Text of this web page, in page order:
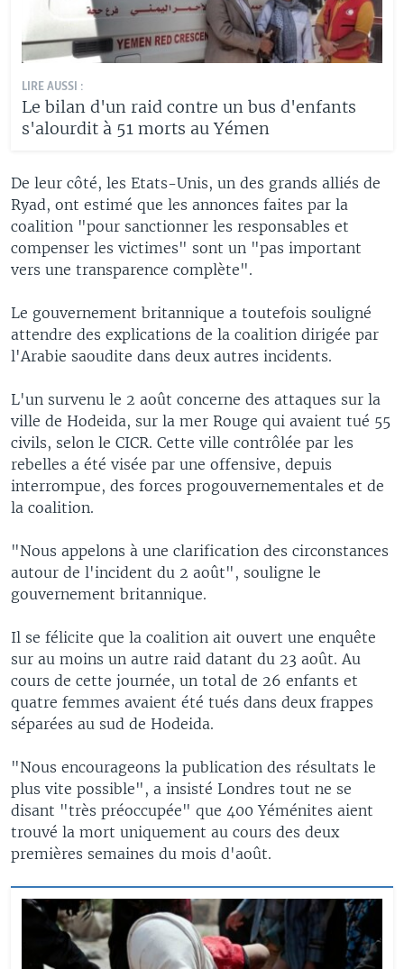
LIRE AUSSI :
Le bilan d'un raid contre un bus d'enfants
s'alourdit à 51 morts au Yémen
De leur côté, les Etats-Unis, un des grands alliés de
Ryad, ont estimé que les annonces faites par la
coalition "pour sanctionner les responsables et
compenser les victimes" sont un "pas important
vers une transparence complète".
Le gouvernement britannique a toutefois souligné
attendre des explications de la coalition dirigée par
l'Arabie saoudite dans deux autres incidents.
L'un survenu le 2 août concerne des attaques sur la
ville de Hodeida, sur la mer Rouge qui avaient tué 55
civils, selon le CICR. Cette ville contrôlée par les
rebelles a été visée par une offensive, depuis
interrompue, des forces progouvernementales et de
la coalition.
"Nous appelons à une clarification des circonstances
autour de l'incident du 2 août", souligne le
gouvernement britannique.
Il se félicite que la coalition ait ouvert une enquête
sur au moins un autre raid datant du 23 août. Au
cours de cette journée, un total de 26 enfants et
quatre femmes avaient été tués dans deux frappes
séparées au sud de Hodeida.
"Nous encourageons la publication des résultats le
plus vite possible", a insisté Londres tout ne se
disant "très préoccupée" que 400 Yéménites aient
trouvé la mort uniquement au cours des deux
premières semaines du mois d'août.